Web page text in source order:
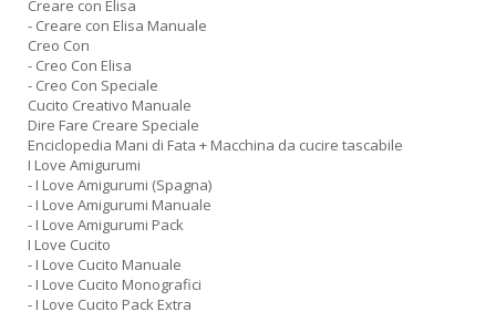
Creare con Elisa
- Creare con Elisa Manuale
Creo Con
- Creo Con Elisa
- Creo Con Speciale
Cucito Creativo Manuale
Dire Fare Creare Speciale
Enciclopedia Mani di Fata + Macchina da cucire tascabile
I Love Amigurumi
- I Love Amigurumi (Spagna)
- I Love Amigurumi Manuale
- I Love Amigurumi Pack
I Love Cucito
- I Love Cucito Manuale
- I Love Cucito Monografici
- I Love Cucito Pack Extra